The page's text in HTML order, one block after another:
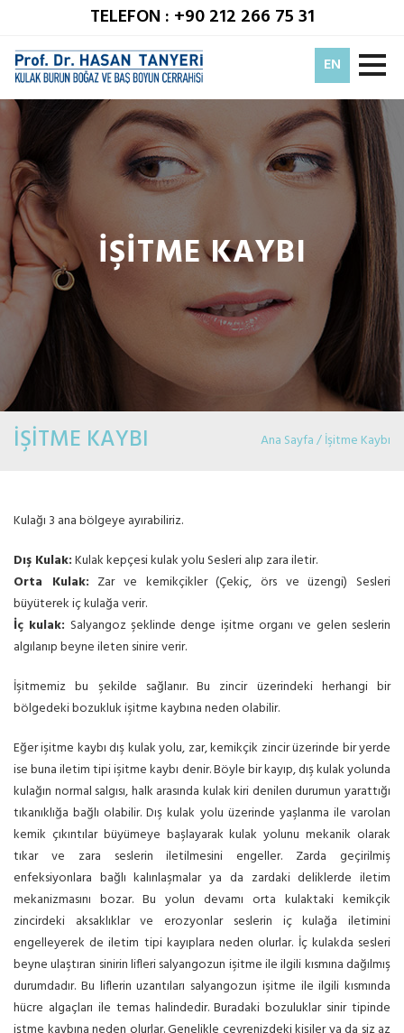
TELEFON : +90 212 266 75 31
EN
İŞİTME KAYBI
İŞİTME KAYBI Ana Sayfa / İşitme Kaybı
Kulağı 3 ana bölgeye ayırabiliriz.
Dış Kulak:Kulak kepçesi kulak yolu Sesleri alıp zara iletir.
Orta Kulak: Zar ve kemikçikler (Çekiç, örs ve üzengi) Sesleri
büyüterek iç kulağa verir.
İç kulak: Salyangoz şeklinde denge işitme organı ve gelen seslerin
algılanıp beyne ileten sinire verir.
İşitmemiz bu şekilde sağlanır. Bu zincir üzerindeki herhangi bir
bölgedeki bozukluk işitme kaybına neden olabilir.
Eğer işitme kaybı dış kulak yolu, zar, kemikçik zincir üzerinde bir yerde
ise buna iletim tipi işitme kaybı denir. Böyle bir kayıp, dış kulak yolunda
kulağın normal salgısı, halk arasında kulak kiri denilen durumun yarattığı
tıkanıklığa bağlı olabilir. Dış kulak yolu üzerinde yaşlanma ile varolan
kemik çıkıntılar büyümeye başlayarak kulak yolunu mekanik olarak
tıkar ve zara seslerin iletilmesini engeller. Zarda geçirilmiş
enfeksiyonlara bağlı kalınlaşmalar ya da zardaki deliklerde iletim
mekanizmasını bozar. Bu yolun devamı orta kulaktaki kemikçik
zincirdeki aksaklıklar ve erozyonlar seslerin iç kulağa iletimini
engelleyerek de iletim tipi kayıplara neden olurlar. İç kulakda sesleri
beyne ulaştıran sinirin lifleri salyangozun işitme ile ilgili kısmına dağılmış
durumdadır. Bu liflerin uzantıları salyangozun işitme ile ilgili kısmında
hücre algaçları ile temas halindedir. Buradaki bozuluklar sinir tipinde